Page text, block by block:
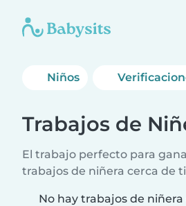
Niños
Trabajos de
El trabajo perfecto para
trabajos de niñera cerca de
No hay trabajos de